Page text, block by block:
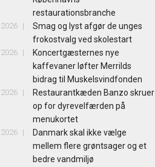
restaurationsbranche
Smag og lyst afgør de unges
frokostvalg ved skolestart
Koncertgæsternes nye
kaffevaner løfter Merrilds
bidrag til Muskelsvindfonden
Restaurantkæden Banzo skruer
op for dyrevelfærden på
menukortet
Danmark skal ikke vælge
mellem flere grøntsager og et
bedre vandmiljø